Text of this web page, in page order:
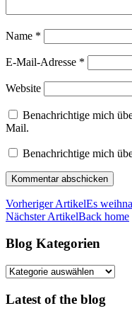
Name *
E-Mail-Adresse *
Website
Benachrichtige mich
Mail.
Benachrichtige mich
Vorheriger ArtikelEs
Nächster ArtikelBack home
Blog Kategorien
Blog
Latest of the blog